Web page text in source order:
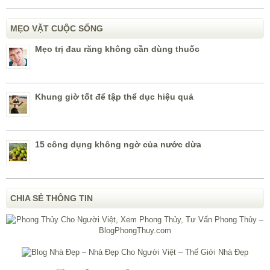
MẸO VẶT CUỘC SỐNG
Mẹo trị đau răng không cần dùng thuốc
Khung giờ tốt để tập thể dục hiệu quả
15 công dụng không ngờ của nước dừa
CHIA SẺ THÔNG TIN